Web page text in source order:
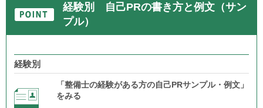
経験別 自己PRの書き方と例文（サン
プル）
経験別
「整備士の経験がある方の自己PRサンプル・例文」
をみる